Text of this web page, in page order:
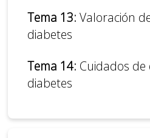
Tema 13: Valoración
diabetes
Tema 14: Cuidados
diabetes